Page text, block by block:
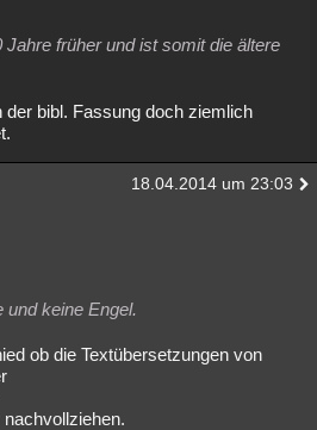
Jahre früher und ist somit die ältere
bibl. Fassung doch ziemlich
18.04.2014 um 23:03
und keine Engel.
ob die Textübersetzungen von